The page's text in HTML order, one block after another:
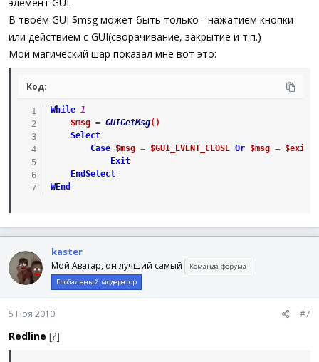
В твоём GUI $msg может быть только - нажатием кнопки
или действием с GUI(сворачивание, закрытие и т.п.)
Мой магический шар показал мне вот это:
Код:
While 1
$msg = GUIGetMsg( )
Select
Case
$msg = $GUI_EVENT_CLOSE Or $msg =
$exit
Exit
EndSelect
WEnd
kaster
Мой Аватар, он лучший самый
Команда форума
Глобальный модератор
5 Ноя 2010 #7
Redline [?]